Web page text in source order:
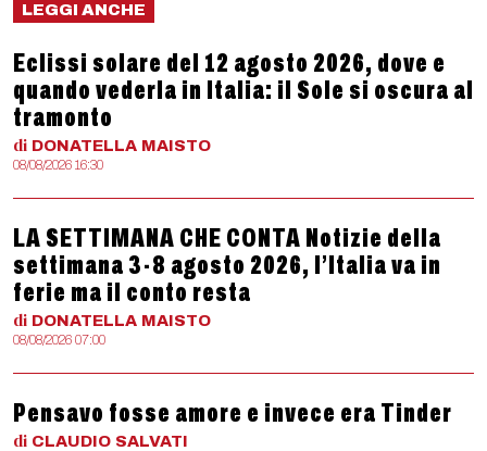
LEGGI ANCHE
Eclissi solare del 12 agosto 2026, dove e
quando vederla in Italia: il Sole si oscura al
tramonto
di DONATELLA MAISTO
08/08/2026 16:30
LA SETTIMANA CHE CONTA Notizie della
settimana 3-8 agosto 2026, l’Italia va in
ferie ma il conto resta
di DONATELLA MAISTO
08/08/2026 07:00
Pensavo fosse amore e invece era Tinder
di CLAUDIO SALVATI